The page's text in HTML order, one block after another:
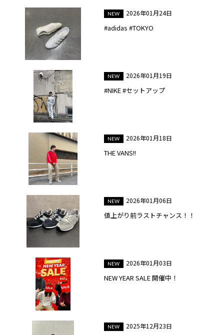
2026年01月24日
#adidas #TOKYO
2026年01月19日
#NIKE #セットアップ
2026年01月18日
THE VANS!!
2026年01月06日
値上がり前ラストチャンス！！
2026年01月03日
NEW YEAR SALE 開催中！
2025年12月23日